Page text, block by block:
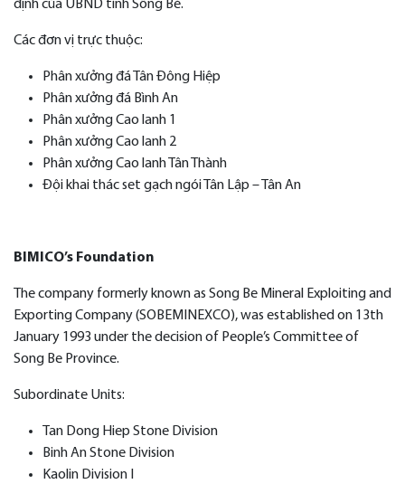
định của UBND tỉnh Sông Bé.
Các đơn vị trực thuộc:
Phân xưởng đá Tân Đông Hiệp
Phân xưởng đá Bình An
Phân xưởng Cao lanh 1
Phân xưởng Cao lanh 2
Phân xưởng Cao lanh Tân Thành
Đội khai thác set gạch ngói Tân Lập – Tân An
BIMICO’s Foundation
The company formerly known as Song Be Mineral Exploiting and
Exporting Company (SOBEMINEXCO), was established on 13th
January 1993 under the decision of People’s Committee of
Song Be Province.
Subordinate Units:
Tan Dong Hiep Stone Division
Binh An Stone Division
Kaolin Division I